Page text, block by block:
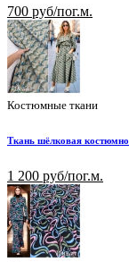
700 руб/пог.м.
Костюмные ткани
Ткань шёлковая
1 200 руб/пог.м.